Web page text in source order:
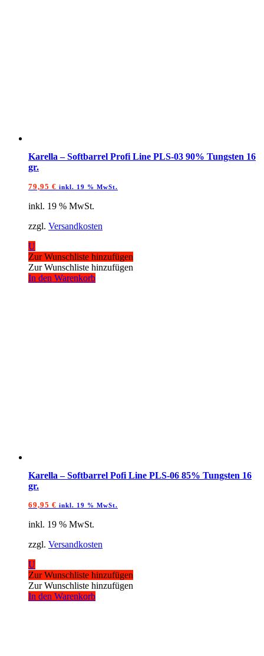
Karella – Softbarrel Profi Line PLS-03 90% Tungsten 16
gr.
79,95 € inkl. 19 % MwSt.
inkl. 19 % MwSt.
zzgl. Versandkosten
U
Zur Wunschliste hinzufügen
Zur Wunschliste hinzufügen
In den Warenkorb
Karella – Softbarrel Pofi Line PLS-06 85% Tungsten 16
gr.
69,95 € inkl. 19 % MwSt.
inkl. 19 % MwSt.
zzgl. Versandkosten
U
Zur Wunschliste hinzufügen
Zur Wunschliste hinzufügen
In den Warenkorb